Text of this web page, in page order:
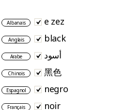
Albanais e zez
Anglais black
Arabe أسود
Chinois 黑色
Espagnol negro
Français noir